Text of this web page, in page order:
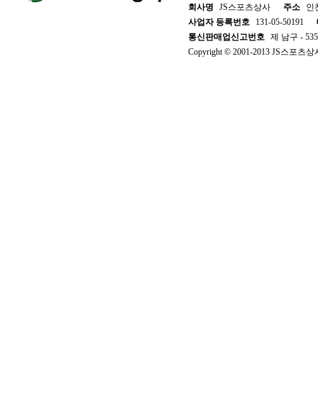
회사명 JS스포츠상사 주소
인
사업자 등록번호
131-05-50191
통신판매업신고번호 제 남구 -
Copyright © 2001-2013 JS스포츠상